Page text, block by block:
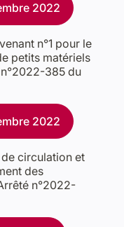
2022
n°1 pour le
petits matériels
385 du
2022
circulation et
des
n°2022-